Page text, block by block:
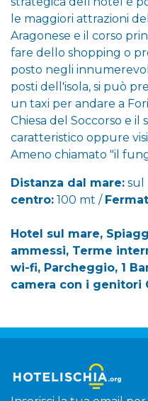
le maggiori attrazioni
Aragonese e il corso
fare dello shopping o
posto negli
posti dell'isola, si può
un taxi per andare a
Chiesa del Soccorso e
caratteristico oppure
Ameno chiamato "il
Distanza dal mare: sul
centro: 100 mt /
Hotel sul mare,
ammessi, Terme
wi-fi, Parcheggio, 1
camera con i genitori